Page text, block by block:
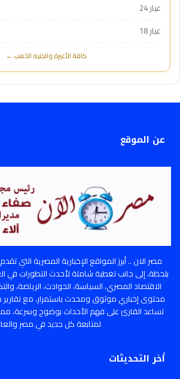
عيار 24
عيار 18
كافة الأعيرة والجنيه الذهب ←
عن الموقع
مصر الان .. أبرز المواقع الإخبارية المصرية التي
بلحظة، إلى جانب تغطية شاملة لأحدث التطورات في
الاقتصاد المصري، السياسة، الحوادث، الرياضة،
محتوى إخباري موثوق ومحدث باستمرار، مع
تساعد القارئ على فهم الأحداث بوضوح وسرعة،
لمتابعة كل جديد في مصر
أخر التحديثات